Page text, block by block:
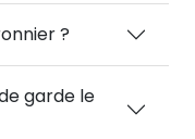
?
garde le